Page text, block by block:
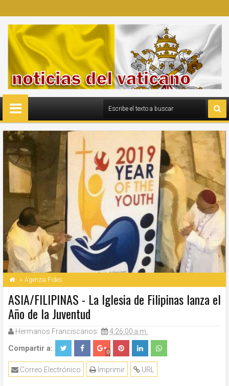
Agenzia Fides
ASIA/FILIPINAS - La Iglesia de Filipinas lanza el
Año de la Juventud
Hermanos Franciscanos 4:26:00 a.m.
Compartir a: 0
URL
Imprimir
Correo Electrónico